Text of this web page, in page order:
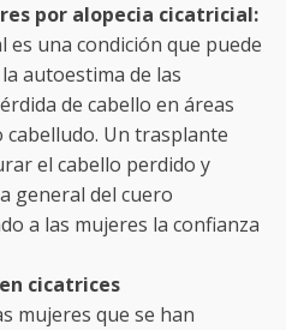
por alopecia cicatricial:
es una condición que puede
autoestima de las
de cabello en áreas
cabelludo. Un trasplante
el cabello perdido y
general del cuero
a las mujeres la confianza
cicatrices
mujeres que se han